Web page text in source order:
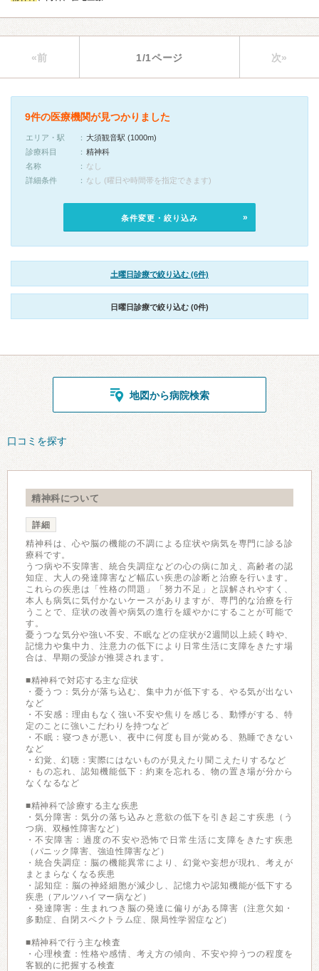
«前 1/1ページ 次»
9件の医療機関が見つかりました
エリア・駅
大須観音駅 (1000m)
診療科目
精神科
名称
なし
詳細条件
なし (曜日や時間帯を指定できます)
条件変更・絞り込み
土曜日診療で絞り込む (6件)
日曜日診療で絞り込む (0件)
地図から病院検索
口コミを探す
精神科について
詳細
精神科は、心や脳の機能の不調による症状や病気を専門に診る診
療科です。
うつ病や不安障害、統合失調症などの心の病に加え、高齢者の認
知症、大人の発達障害など幅広い疾患の診断と治療を行います。
これらの疾患は「性格の問題」「努力不足」と誤解されやすく、
本人も病気に気付かないケースがありますが、専門的な治療を行
うことで、症状の改善や病気の進行を緩やかにすることが可能で
す。
憂うつな気分や強い不安、不眠などの症状が2週間以上続く時や、
記憶力や集中力、注意力の低下により日常生活に支障をきたす場
合は、早期の受診が推奨されます。
■精神科で対応する主な症状
・憂うつ：気分が落ち込む、集中力が低下する、やる気が出ない
など
・不安感：理由もなく強い不安や焦りを感じる、動悸がする、特
定のことに強いこだわりを持つなど
・不眠：寝つきが悪い、夜中に何度も目が覚める、熟睡できない
など
・幻覚、幻聴：実際にはないものが見えたり聞こえたりするなど
・もの忘れ、認知機能低下：約束を忘れる、物の置き場が分から
なくなるなど
■精神科で診療する主な疾患
・気分障害：気分の落ち込みと意欲の低下を引き起こす疾患（う
つ病、双極性障害など）
・不安障害：過度の不安や恐怖で日常生活に支障をきたす疾患
（パニック障害、強迫性障害など）
・統合失調症：脳の機能異常により、幻覚や妄想が現れ、考えが
まとまらなくなる疾患
・認知症：脳の神経細胞が減少し、記憶力や認知機能が低下する
疾患（アルツハイマー病など）
・発達障害：生まれつき脳の発達に偏りがある障害（注意欠如・
多動症、自閉スペクトラム症、限局性学習症など）
■精神科で行う主な検査
・心理検査：性格や感情、考え方の傾向、不安や抑うつの程度を
客観的に把握する検査